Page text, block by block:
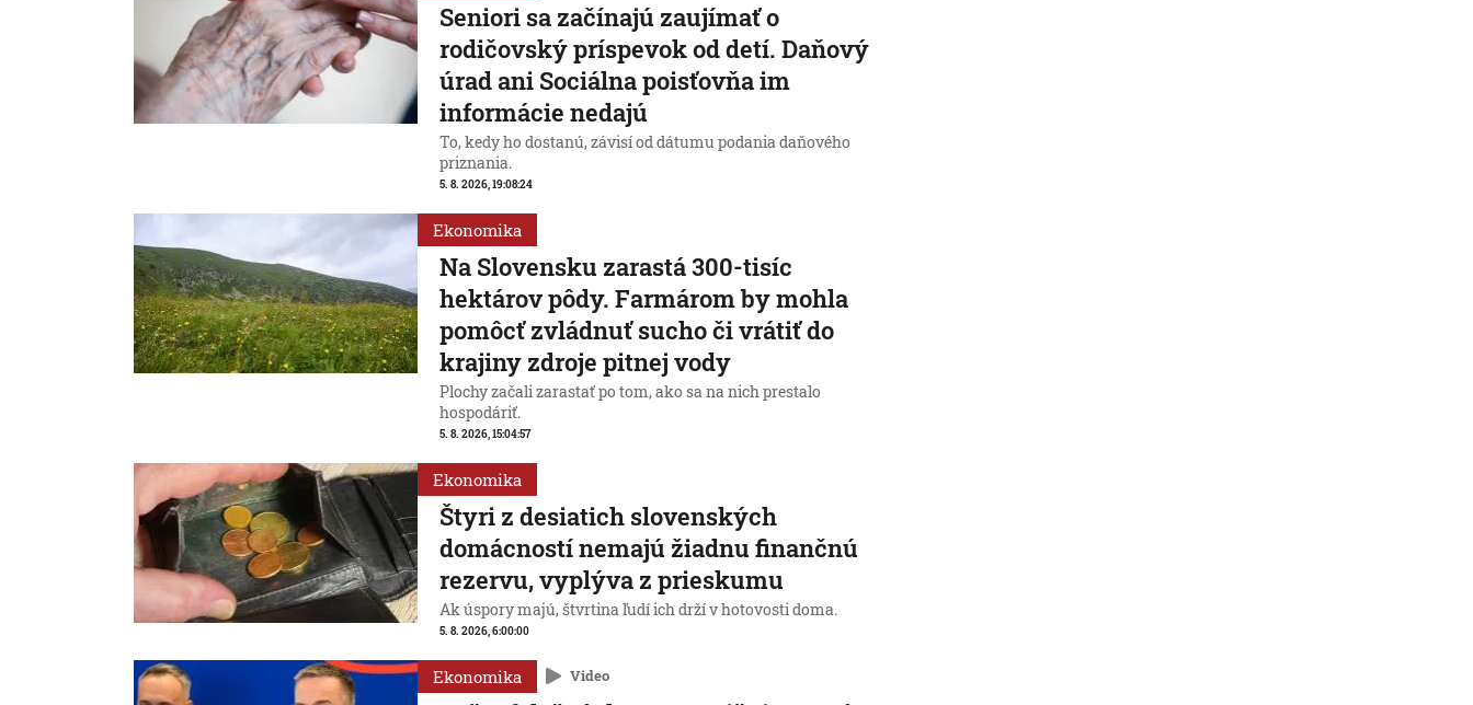
Seniori sa začínajú zaujímať o
rodičovský príspevok od detí. Daňový
úrad ani Sociálna poisťovňa im
informácie nedajú
To, kedy ho dostanú, závisí od dátumu podania daňového
priznania.
5. 8. 2026, 19:08:24
Ekonomika
Na Slovensku zarastá 300-tisíc
hektárov pôdy. Farmárom by mohla
pomôcť zvládnuť sucho či vrátiť do
krajiny zdroje pitnej vody
Plochy začali zarastať po tom, ako sa na nich prestalo
hospodáriť.
5. 8. 2026, 15:04:57
Ekonomika
Štyri z desiatich slovenských
domácností nemajú žiadnu finančnú
rezervu, vyplýva z prieskumu
Ak úspory majú, štvrtina ľudí ich drží v hotovosti doma.
5. 8. 2026, 6:00:00
Ekonomika Video